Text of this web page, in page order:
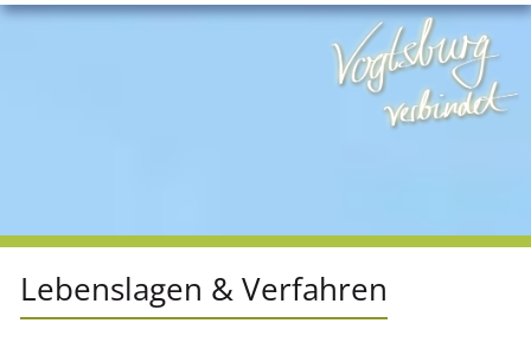
Lebenslagen & Verfahren